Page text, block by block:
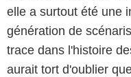
elle a surtout été une
génération de
trace dans l'histoire
aurait tort d'oublier